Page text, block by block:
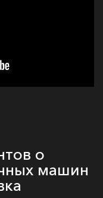
о
машин